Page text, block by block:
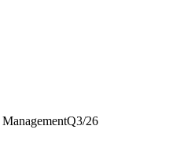
Q3/26